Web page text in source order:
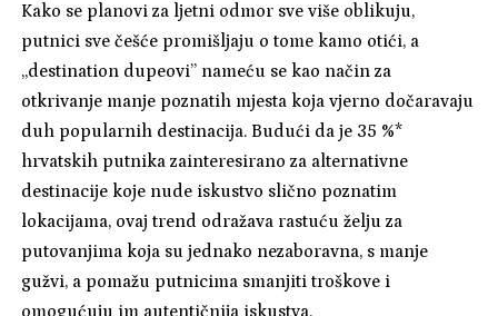
Kako se planovi za ljetni odmor sve više oblikuju,
putnici sve češće promišljaju o tome kamo otići, a
„destination dupeovi” nameću se kao način za
otkrivanje manje poznatih mjesta koja vjerno dočaravaju
duh popularnih destinacija. Budući da je 35 %*
hrvatskih putnika zainteresirano za alternativne
destinacije koje nude iskustvo slično poznatim
lokacijama, ovaj trend odražava rastuću želju za
putovanjima koja su jednako nezaboravna, s manje
gužvi, a pomažu putnicima smanjiti troškove i
omogućuju im autentičnija iskustva.